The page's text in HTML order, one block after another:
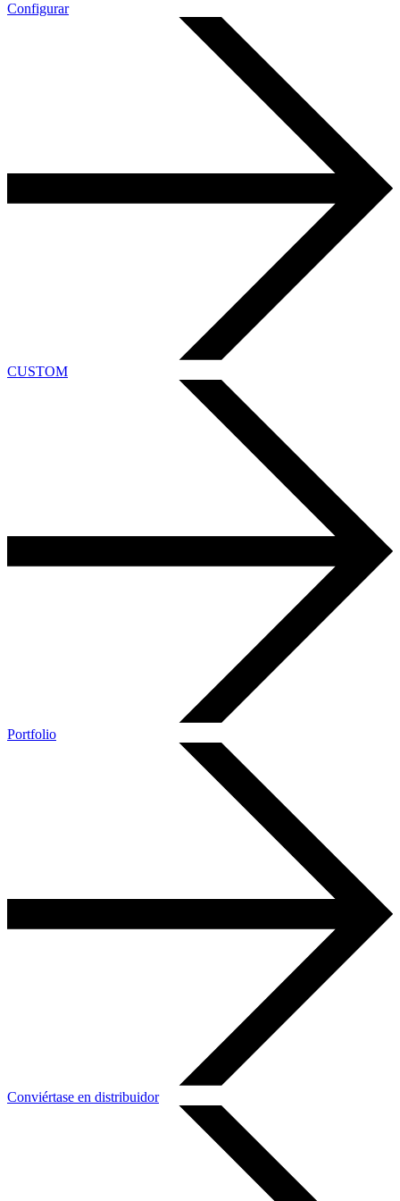
Configurar
CUSTOM
Portfolio
Conviértase en distribuidor